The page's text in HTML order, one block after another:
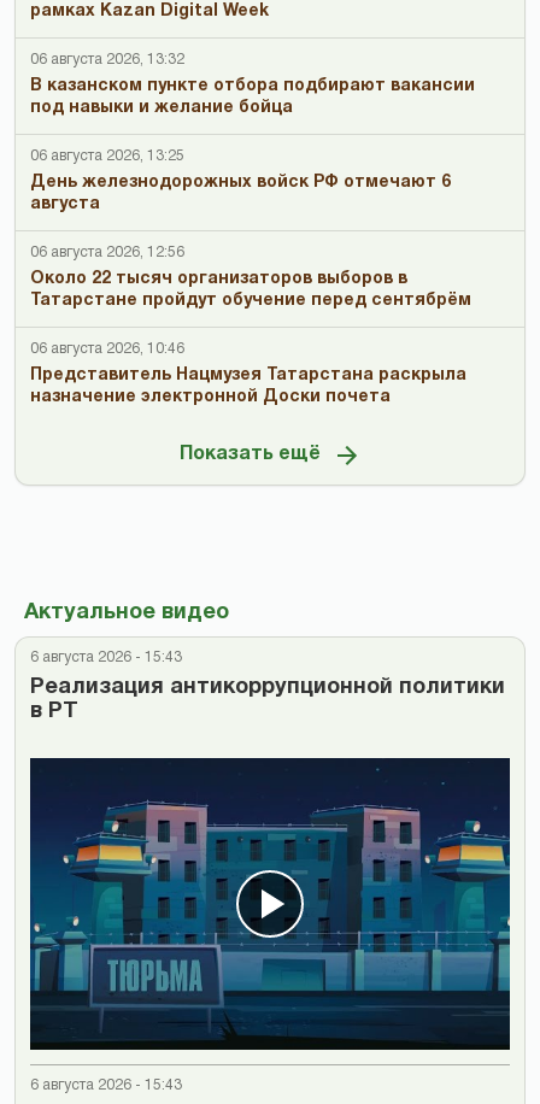
рамках Kazan Digital Week
06 августа 2026, 13:32
В казанском пункте отбора подбирают вакансии
под навыки и желание бойца
06 августа 2026, 13:25
День железнодорожных войск РФ отмечают 6
августа
06 августа 2026, 12:56
Около 22 тысяч организаторов выборов в
Татарстане пройдут обучение перед сентябрём
06 августа 2026, 10:46
Представитель Нацмузея Татарстана раскрыла
назначение электронной Доски почета
Показать ещё
Актуальное видео
6 августа 2026 - 15:43
Реализация антикоррупционной политики
в РТ
6 августа 2026 - 15:43